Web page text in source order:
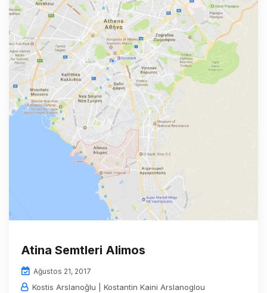
Atina Semtleri Alimos
Ağustos 21, 2017
Kostis Arslanoğlu | Kostantin Kaini Arslanoglou